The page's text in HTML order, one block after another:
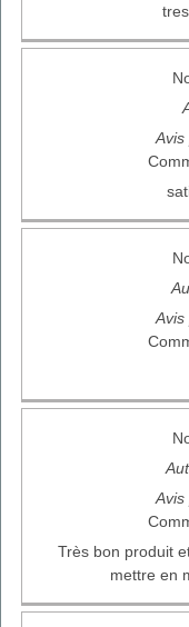
Avis
Avis
Avis
Très bon produit
mettre en